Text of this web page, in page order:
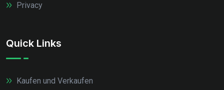
Privacy
Quick Links
Kaufen und Verkaufen